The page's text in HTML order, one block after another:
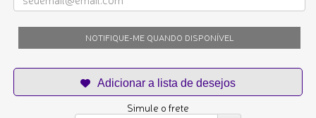
NOTIFIQUE-ME QUANDO DISPONÍVEL
Simule o frete